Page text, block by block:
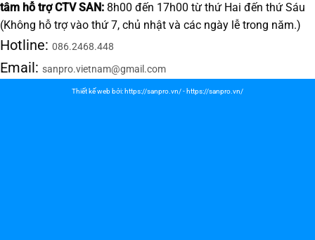
tâm hỗ trợ CTV SAN: 8h00 đến 17h00 từ thứ Hai đến thứ Sáu
(Không hỗ trợ vào thứ 7, chủ nhật và các ngày lễ trong năm.)
Hotline: 086.2468.448
Email: sanpro.vietnam@gmail.com
Thiết kế web bởi: https://sanpro.vn/- https://sanpro.vn/